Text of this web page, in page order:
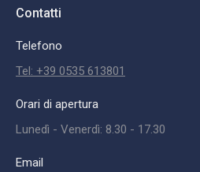
Contatti
Telefono
Tel: +39 0535 613801
Orari di apertura
Lunedì - Venerdì: 8.30 - 17.30
Email